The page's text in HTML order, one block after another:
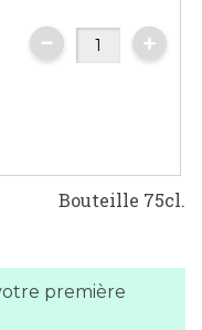
Bouteille 75cl.
première